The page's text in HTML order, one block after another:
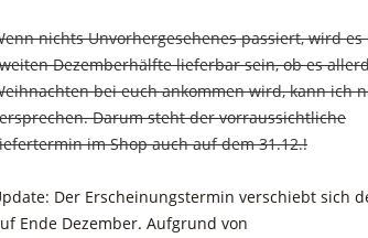
nichts Unvorhergesehenes passiert, wird
Dezemberhälfte lieferbar sein, ob es
bei euch ankommen wird, kann ich
Darum steht der vorraussichtliche
im Shop auch auf dem 31.12.!
Der Erscheinungstermin verschiebt sich
Ende Dezember. Aufgrund von